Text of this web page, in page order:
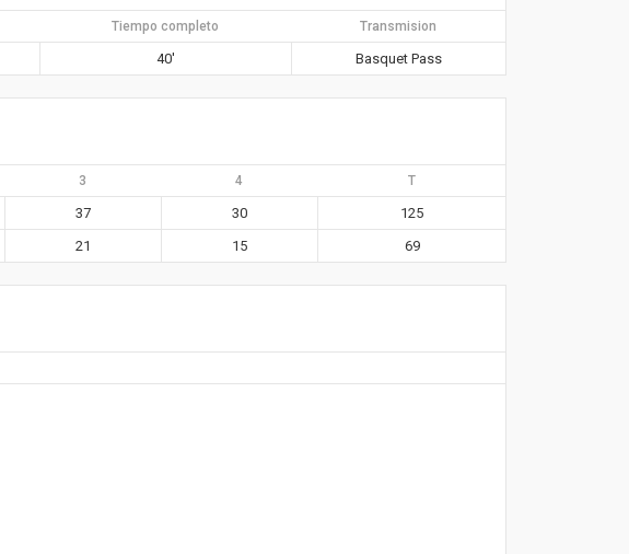
Tiempo completo Transmision
40′ Basquet Pass
3 4 T
37 30
125
21 15 69